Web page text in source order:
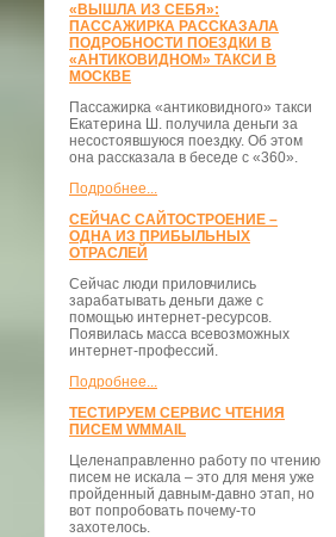
«ВЫШЛА ИЗ СЕБЯ»:
ПАССАЖИРКА РАССКАЗАЛА
ПОДРОБНОСТИ ПОЕЗДКИ В
«АНТИКОВИДНОМ» ТАКСИ В
МОСКВЕ
Пассажирка «антиковидного» такси
Екатерина Ш. получила деньги за
несостоявшуюся поездку. Об этом
она рассказала в беседе с «360».
Подробнее...
СЕЙЧАС САЙТОСТРОЕНИЕ –
ОДНА ИЗ ПРИБЫЛЬНЫХ
ОТРАСЛЕЙ
Сейчас люди приловчились
зарабатывать деньги даже с
помощью интернет-ресурсов.
Появилась масса всевозможных
интернет-профессий.
Подробнее...
ТЕСТИРУЕМ СЕРВИС ЧТЕНИЯ
ПИСЕМ WMMAIL
Целенаправленно работу по чтению
писем не искала – это для меня уже
пройденный давным-давно этап, но
вот попробовать почему-то
захотелось.